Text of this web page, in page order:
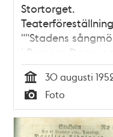
Stortorget.
""Stadens
i Barnens Dags
Sven Andersson
Roland Johnson,
Korsriddare i
föreställningen,
tänder sina
Tid
30 augusti
Typ
Foto